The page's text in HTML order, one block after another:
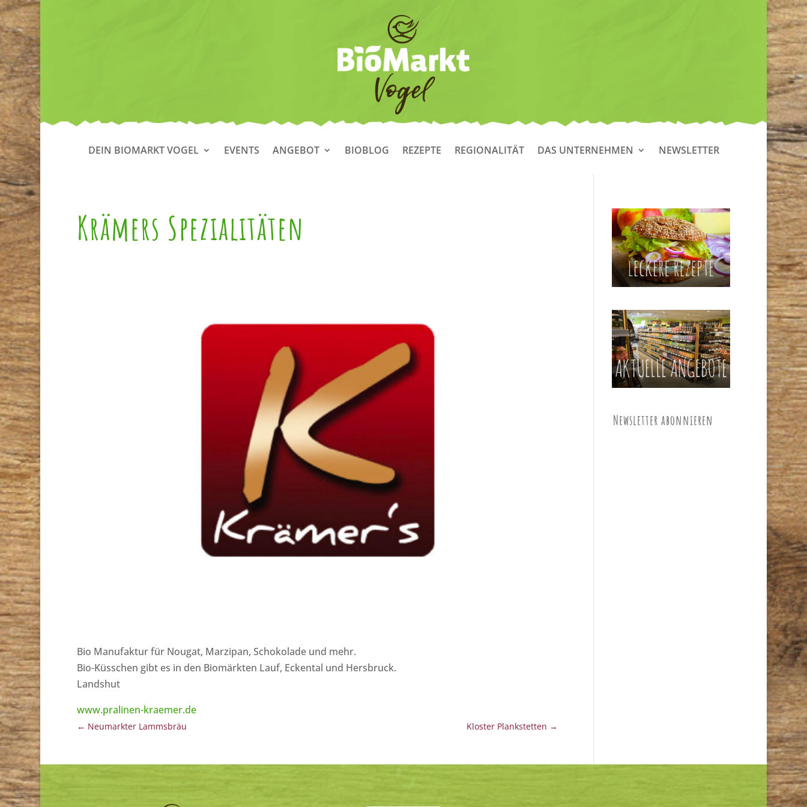
DEIN BIOMARKT VOGEL EVENTS ANGEBOT BIOBLOG REZEPTE REGIONALITÄT DAS UNTERNEHMEN NEWSLETTER
Krämers Spezialitäten
Bio Manufaktur für Nougat, Marzipan, Schokolade und mehr.
Bio-Küsschen gibt es in den Biomärkten Lauf, Eckental und Hersbruck.
Landshut
www.pralinen-kraemer.de
← Neumarkter Lammsbräu Kloster Plankstetten →
Newsletter abonnieren